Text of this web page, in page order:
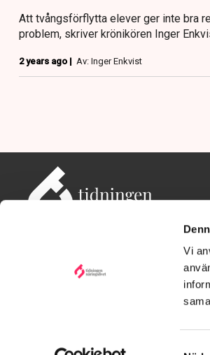
Vi
Att tvångsförflytta elever ger inte bra
problem, skriver krönikören Inger
2 years ago | Av: Inger Enkvist
Adress: Tidningen Näringslivet, 114 82
Besöksadress: Storgatan 19, Stockholm